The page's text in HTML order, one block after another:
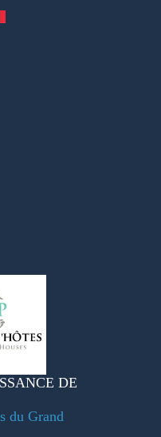
DE
du Grand